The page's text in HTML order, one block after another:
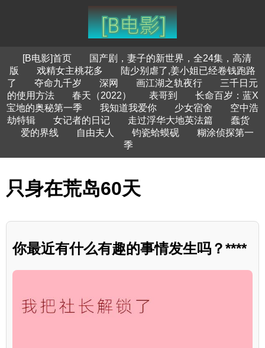
[B电影]首页
国产剧，妻子的新世界，全24集，高清
版
戏精女主桃花多
陆少别虐了,姜小姐已经卷钱跑路
了
夺命九千岁 深网 画江湖之轨夜行
三千日元
的使用方法
春天（2022） 表哥到
长命百岁：蓝X
宝地的奥秘第一季
我知道我爱你 少女宿舍
空中浩
劫特辑
女记者的日记 走过浮华大地英法篇
蠢货
爱的界线
自由夫人 钧瓷蛤蟆砚
糊涂侦探第一
季
只身在荒岛60天
你最近有什么有趣的事情发生吗？****